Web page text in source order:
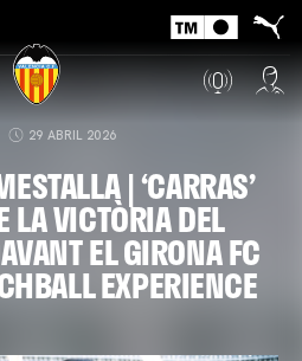
29 ABRIL 2026
| ‘CARRAS’
LA VICTÒRIA DEL
EL GIRONA FC
EXPERIENCE